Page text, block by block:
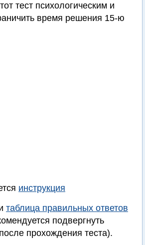
тест психологическим и
время решения 15-ю
инструкция
таблица правильных ответов
подвергнуть
прохождения теста).